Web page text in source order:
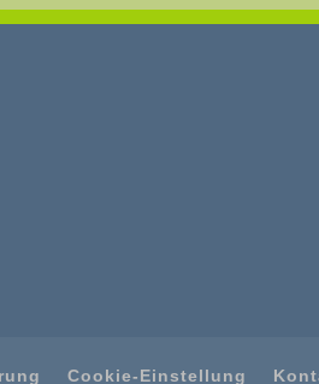
Cookie-Einstellung